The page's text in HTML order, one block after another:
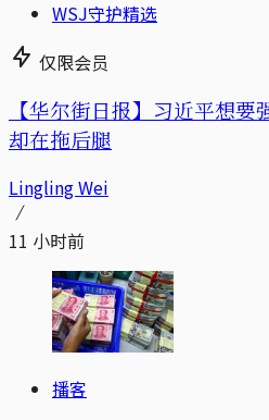
WSJ守护精选
仅限会员
【华尔街日报】习近平想
却在拖后腿
Lingling Wei
11 小时前
播客